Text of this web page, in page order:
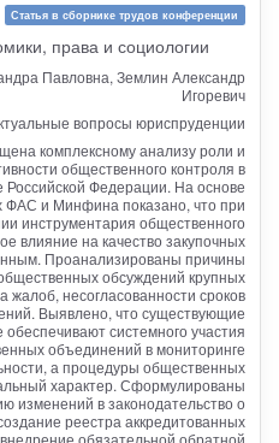
Статья в сборнике трудов конференции
права и социологии
Павловна, Землин Александр
Игоревич
вопросы юриспруденции
комплексному анализу роли и
общественного контроля в
Российской Федерации. На основе
ФАС и Минфина показано, что при
инструментария общественного
влияние на качество закупочных
Проанализированы причины
обсуждений крупных
жалоб, несогласованности сроков
Выявлено, что существующие
системного участия
объединений в мониторинге
а процедуры общественных
характер. Сформулированы
изменений в законодательство о
реестра аккредитованных
обязательной обратной